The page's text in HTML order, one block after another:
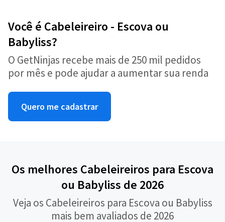
Você é Cabeleireiro - Escova ou
Babyliss?
O GetNinjas recebe mais de 250 mil pedidos
por mês e pode ajudar a aumentar sua renda
Quero me cadastrar
Os melhores Cabeleireiros para Escova
ou Babyliss de 2026
Veja os Cabeleireiros para Escova ou Babyliss
mais bem avaliados de 2026